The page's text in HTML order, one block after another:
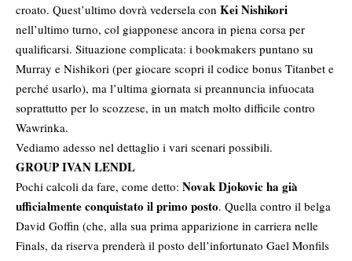
croato. Quest’ultimo dovrà vedersela con Kei Nishikori
nell’ultimo turno, col giapponese ancora in piena corsa per
qualificarsi. Situazione complicata: i bookmakers puntano su
Murray e Nishikori (per giocare scopri il codice bonus Titanbet e
perché usarlo), ma l’ultima giornata si preannuncia infuocata
soprattutto per lo scozzese, in un match molto difficile contro
Wawrinka.
Vediamo adesso nel dettaglio i vari scenari possibili.
GROUP IVAN LENDL
Pochi calcoli da fare, come detto: Novak Djokovic ha già
ufficialmente conquistato il primo posto. Quella contro il belga
David Goffin (che, alla sua prima apparizione in carriera nelle
Finals, da riserva prenderà il posto dell’infortunato Gael Monfils